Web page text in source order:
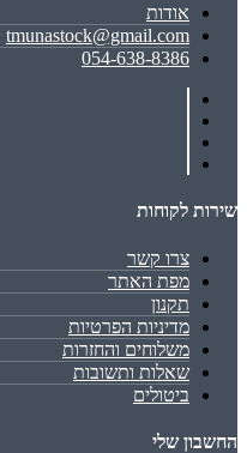
אודות
tmunastock@gmail.com
054-638-8386
שירות לקוחות
צרו קשר
מפת האתר
תקנון
מדיניות הפרטיות
משלוחים והחזרות
שאלות ותשובות
ביטולים
החשבון שלי